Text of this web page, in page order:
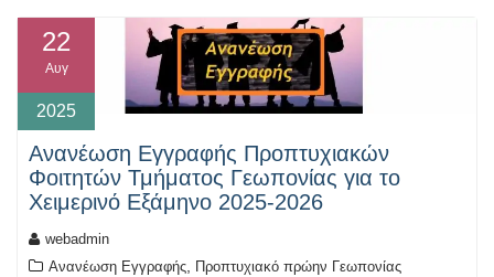
22
Αυγ
2025
Ανανέωση Εγγραφής Προπτυχιακών
Φοιτητών Τμήματος Γεωπονίας για το
Χειμερινό Εξάμηνο 2025-2026
webadmin
Ανανέωση Εγγραφής
Προπτυχιακό πρώην Γεωπονίας